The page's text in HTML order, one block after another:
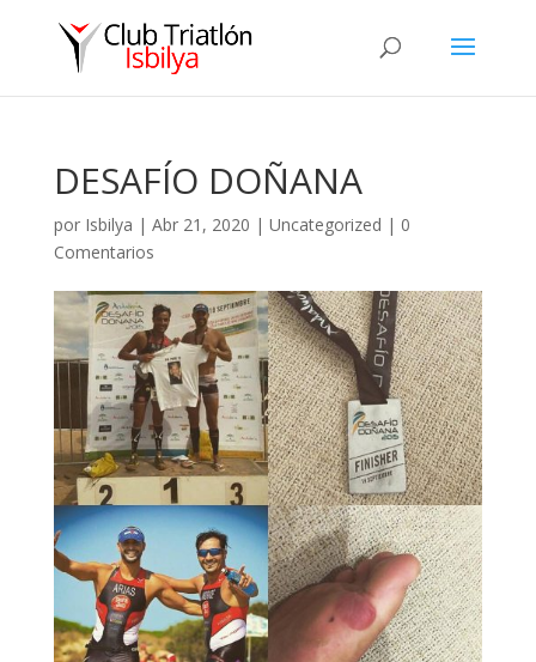
DESAFÍO DOÑANA
por Isbilya | Abr 21, 2020 | Uncategorized | 0
Comentarios